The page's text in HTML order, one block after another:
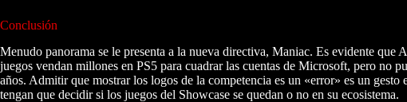
Conclusión
Menudo panorama se le presenta a la nueva directiva, Maniac. Es evidente que
juegos vendan millones en PS5 para cuadrar las cuentas de Microsoft, pero no
años. Admitir que mostrar los logos de la competencia es un «error» es un
tengan que decidir si los juegos del Showcase se quedan o no en su ecosistema.